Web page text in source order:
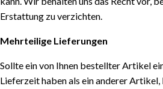
Erstattung zu verzichten.
Mehrteilige Lieferungen
Sollte ein von Ihnen bestellter Artikel
Lieferzeit haben als ein anderer Artikel,